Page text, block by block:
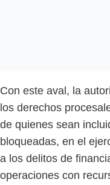
Con este aval, la
los derechos
de quienes sean
bloqueadas, en el
a los delitos de
operaciones con